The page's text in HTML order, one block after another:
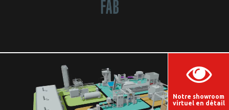
Notre showroom
virtuel en détail